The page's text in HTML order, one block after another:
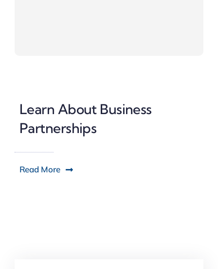
Learn About Business
Partnerships
Read More